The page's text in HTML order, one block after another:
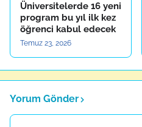
Üniversitelerde 16 yeni
program bu yıl ilk kez
öğrenci kabul edecek
Temuz 23, 2026
Yorum Gönder